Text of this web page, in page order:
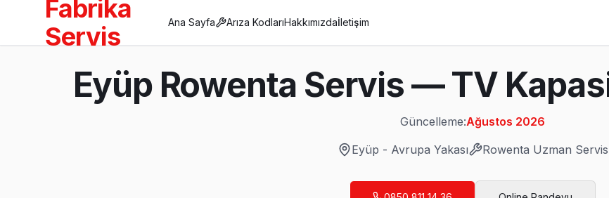
Rowenta
Fabrika
Servis
Ana Sayfa Arıza KodlarıHakkımızdaİletişim
Eyüp Rowenta Servis — TV
Güncelleme:Ağustos 2026
Eyüp - Avrupa Yakası Rowenta Uzman Servis